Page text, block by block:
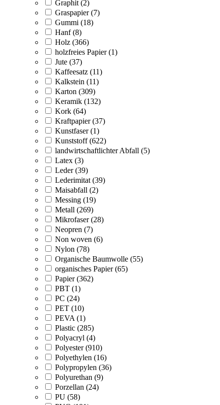
Graphit (2)
Graspapier (7)
Gummi (18)
Hanf (8)
Holz (366)
holzfreies Papier (1)
Jute (37)
Kaffeesatz (11)
Kalkstein (11)
Karton (309)
Keramik (132)
Kork (64)
Kraftpapier (37)
Kunstfaser (1)
Kunststoff (622)
landwirtschaftlichter Abfall (5)
Latex (3)
Leder (39)
Lederimitat (39)
Maisabfall (2)
Messing (19)
Metall (269)
Mikrofaser (28)
Neopren (7)
Non woven (6)
Nylon (78)
Organische Baumwolle (55)
organisches Papier (65)
Papier (362)
PBT (1)
PC (24)
PET (10)
PEVA (1)
Plastic (285)
Polyacryl (4)
Polyester (910)
Polyethylen (16)
Polypropylen (36)
Polyurethan (9)
Porzellan (24)
PU (58)